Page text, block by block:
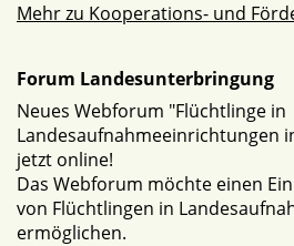
Mehr zu Kooperations- und
Forum Landesunterbringung
Neues Webforum "Flüchtlinge in
Landesaufnahmeeinrichtungen
jetzt online!
Das Webforum möchte einen
von Flüchtlingen in
ermöglichen.